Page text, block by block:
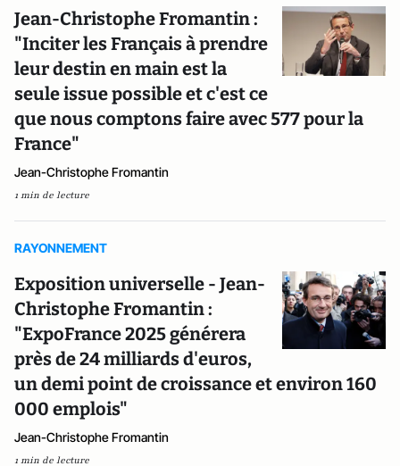
Jean-Christophe Fromantin :
"Inciter les Français à prendre
leur destin en main est la
seule issue possible et c'est ce
que nous comptons faire avec 577 pour la
France"
Jean-Christophe Fromantin
1 min de lecture
RAYONNEMENT
Exposition universelle - Jean-
Christophe Fromantin :
"ExpoFrance 2025 générera
près de 24 milliards d'euros,
un demi point de croissance et environ 160
000 emplois"
Jean-Christophe Fromantin
1 min de lecture